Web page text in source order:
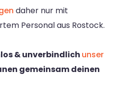
daher nur mit
Personal aus Rostock.
& unverbindlich unser
gemeinsam deinen